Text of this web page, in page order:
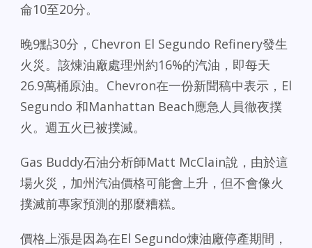
侖10至20分。
晚9點30分，Chevron El Segundo Refinery發生
火災。該煉油廠處理州約16%的汽油，即每天
26.9萬桶原油。Chevron在一份新聞稿中表示，El
Segundo 和Manhattan Beach應急人員徹夜撲
火。週五火已被撲滅。
Gas Buddy石油分析師Matt McClain說，由於這
場火災，加州汽油價格可能會上升，但不會像火
撲滅前專家預測的那麼糟糕。
價格上漲是因為在El Segundo煉油廠停產期間，